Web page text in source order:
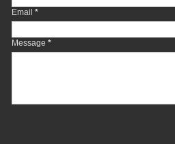
Email *
Message *